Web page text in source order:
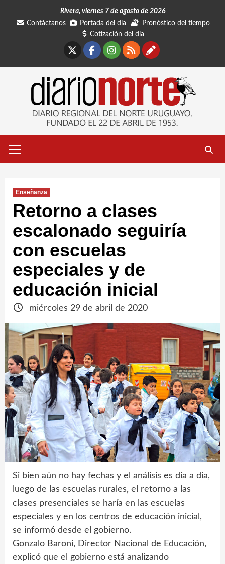
Rivera, viernes 7 de agosto de 2026
Contáctanos
Portada del día
Pronóstico del tiempo
Cotización del día
Facebook
Instagram
RSSContáctanos
primario
Enseñanza
Retorno a clases
escalonado seguiría
con escuelas
especiales y de
educación inicial
miércoles 29 de abril de 2020
Si bien aún no hay fechas y el análisis es día a día,
luego de las escuelas rurales, el retorno a las
clases presenciales se haría en las escuelas
especiales y en los centros de educación inicial,
se informó desde el gobierno.
Gonzalo Baroni, Director Nacional de Educación,
explicó que el gobierno está analizando